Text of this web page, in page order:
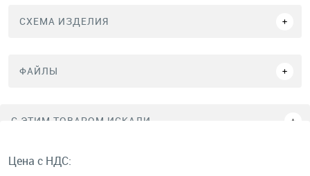
СХЕМА ИЗДЕЛИЯ
ФАЙЛЫ
C ЭТИМ ТОВАРОМ ИСКАЛИ
Цена с НДС: